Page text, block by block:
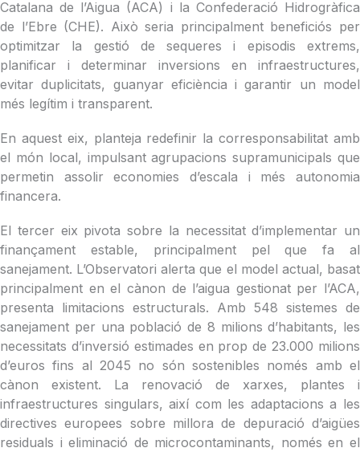
Catalana de l’Aigua (ACA) i la Confederació Hidrogràfica
de l’Ebre (CHE). Això seria principalment beneficiós per
optimitzar la gestió de sequeres i episodis extrems,
planificar i determinar inversions en infraestructures,
evitar duplicitats, guanyar eficiència i garantir un model
més legítim i transparent.
En aquest eix, planteja redefinir la corresponsabilitat amb
el món local, impulsant agrupacions supramunicipals que
permetin assolir economies d’escala i més autonomia
financera.
El tercer eix pivota sobre la necessitat d’implementar un
finançament estable, principalment pel que fa al
sanejament. L’Observatori alerta que el model actual, basat
principalment en el cànon de l’aigua gestionat per l’ACA,
presenta limitacions estructurals. Amb 548 sistemes de
sanejament per una població de 8 milions d’habitants, les
necessitats d’inversió estimades en prop de 23.000 milions
d’euros fins al 2045 no són sostenibles només amb el
cànon existent. La renovació de xarxes, plantes i
infraestructures singulars, així com les adaptacions a les
directives europees sobre millora de depuració d’aigües
residuals i eliminació de microcontaminants, només en el